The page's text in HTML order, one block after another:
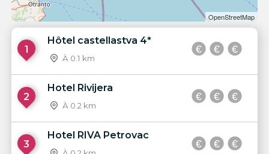
OpenStreetMap
1
Hôtel castellastva 4*
À 0.1 km
2
Hotel Rivijera
À 0.2 km
3
Hotel RIVA Petrovac